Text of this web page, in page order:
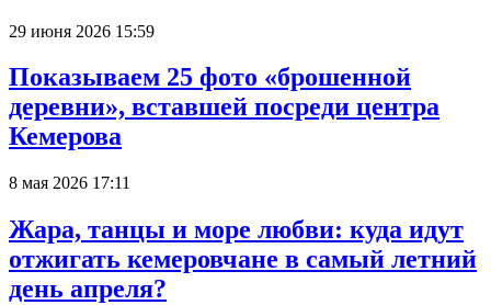
29 июня 2026 15:59
Показываем 25 фото «брошенной
деревни», вставшей посреди центра
Кемерова
8 мая 2026 17:11
Жара, танцы и море любви: куда идут
отжигать кемеровчане в самый летний
день апреля?